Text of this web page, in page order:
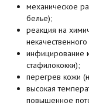
механическое
белье);
реакция на
инфицирование
стафилококки);
перегрев кожи
высокая
повышенное